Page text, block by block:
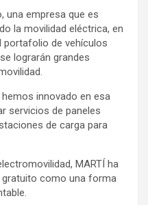
una empresa que es
la movilidad eléctrica, en
de vehículos
lograrán grandes
innovado en esa
servicios de paneles
de carga para
MARTÍ ha
como una forma